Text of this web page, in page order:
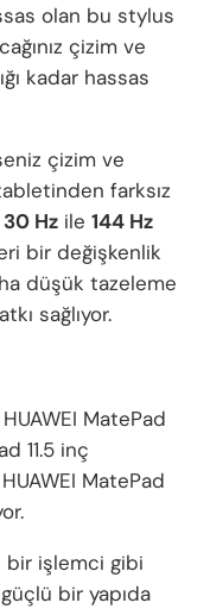
olan bu stylus
çizim ve
kadar hassas
çizim ve
farksız
30 Hz ile 144 Hz
bir değişkenlik
düşük tazeleme
sağlıyor.
MatePad
11.5 inç
MatePad
bir işlemci gibi
bir yapıda